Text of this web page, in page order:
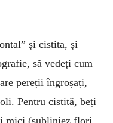
și cistita, și
să vedeți cum
pereții îngroșați,
Pentru cistită, beți
mici (subliniez flori